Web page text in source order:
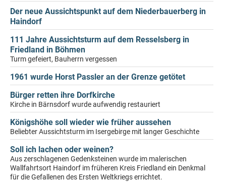
Der neue Aussichtspunkt auf dem Niederbauerberg in
Haindorf
111 Jahre Aussichtsturm auf dem Resselsberg in
Friedland in Böhmen
Turm gefeiert, Bauherrn vergessen
1961 wurde Horst Passler an der Grenze getötet
Bürger retten ihre Dorfkirche
Kirche in Bärnsdorf wurde aufwendig restauriert
Königshöhe soll wieder wie früher aussehen
Beliebter Aussichtsturm im Isergebirge mit langer Geschichte
Soll ich lachen oder weinen?
Aus zerschlagenen Gedenksteinen wurde im malerischen
Wallfahrtsort Haindorf im früheren Kreis Friedland ein Denkmal
für die Gefallenen des Ersten Weltkriegs errichtet.